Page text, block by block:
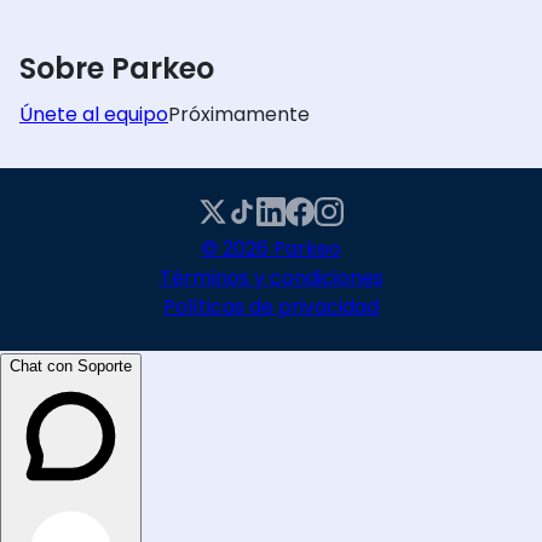
Sobre Parkeo
Únete al equipoPróximamente
© 2026 Parkeo
Términos y condiciones
Políticas de privacidad
Chat con Soporte